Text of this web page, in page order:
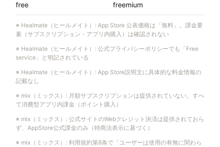
free
freemium
※ Healmate（ヒールメイト） : App Store 公表価格は「無料」。課金要
素（サブスクリプション・アプリ内購入）は確認されない
※ Healmate（ヒールメイト） : 公式プライバシーポリシーでも「Free
service」と明記されている
※ Healmate（ヒールメイト） : App Store説明文に具体的な料金情報の
記載なし
※ mix（ミックス） : 月額サブスクリプションは提供されていない。すべ
て消費型アプリ内課金（ポイント購入）
※ mix（ミックス） : 公式サイトのWebクレジット決済は提供されておら
ず、AppStore公式課金のみ（特商法表示に基づく）
※ mix（ミックス） : 利用規約第8条で「ユーザーは使用の有無に関わら